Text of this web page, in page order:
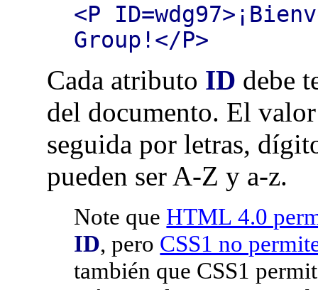
<P
Group!</P>
Cada atributo ID debe
del documento. El
seguida por letras,
pueden ser A-Z y a-z.
Note que HTML 4.0
ID, pero CSS1 no
también que CSS1